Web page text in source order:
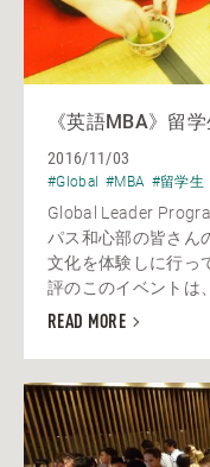
《英語MBA》留
2016/11/03
#Global #MBA #留学生
Global Leader
パス和心部の皆さん
文化を体験しに行っ
評のこのイベントは
READ MORE